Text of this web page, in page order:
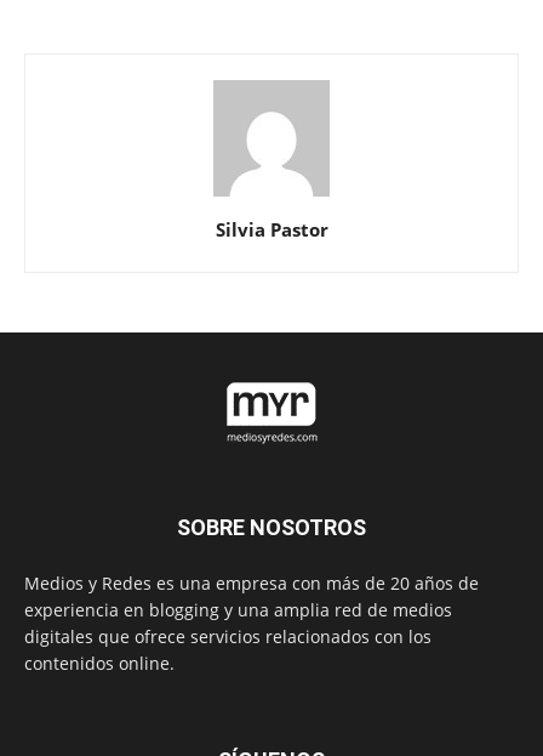
Silvia Pastor
SOBRE NOSOTROS
Medios y Redes es una empresa con más de 20 años de
experiencia en blogging y una amplia red de medios
digitales que ofrece servicios relacionados con los
contenidos online.